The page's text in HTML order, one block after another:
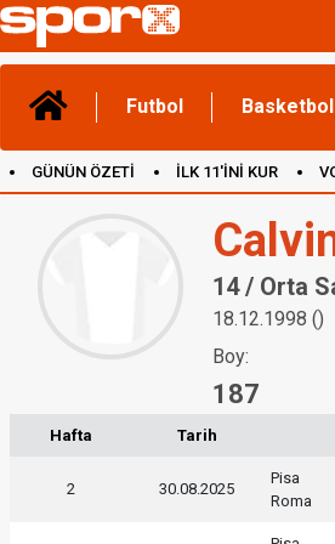
Futbol Basketbol
GÜNÜN ÖZETİ İLK 11'İNİ KUR
14 / Orta
18.12.1998 ()
Boy:
187
Hafta Tarih
2 30.08.2025
Pisa
Roma